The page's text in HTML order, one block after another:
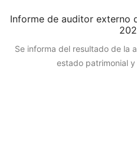
Informe de auditor externo
Se informa del resultado de la
estado patrimonial